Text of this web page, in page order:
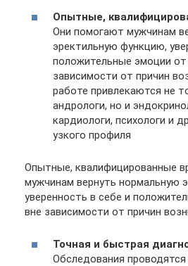
Опытные,
Они помогают мужчинам
эректильную функцию,
положительные эмоции от
зависимости от причин
работе привлекаются не
андрологи, но и
кардиологи, психологи и
узкого профиля
Опытные, квалифицированные
мужчинам вернуть нормальную
уверенность в себе и
вне зависимости от причин
Точная и быстрая
Обследования проводятся